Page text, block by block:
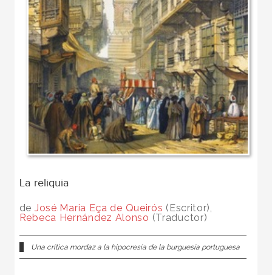
La reliquia
de José Maria Eça de Queirós (Escritor),
Rebeca Hernández Alonso (Traductor)
Una crítica mordaz a la hipocresía de la burguesía portuguesa